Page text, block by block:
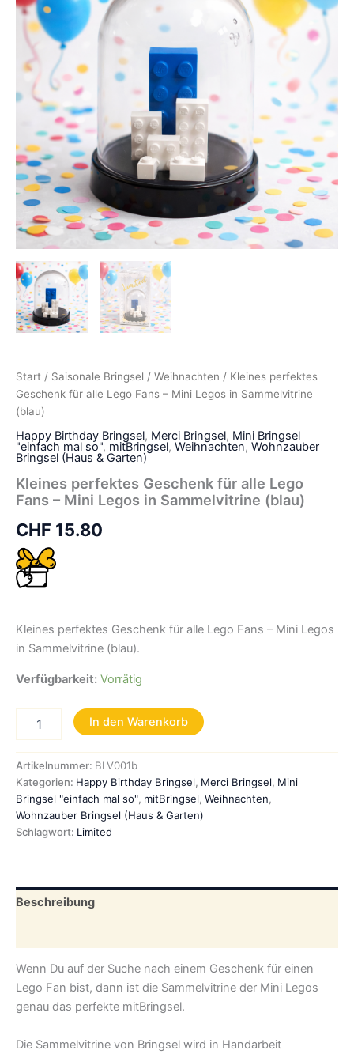
Start / Saisonale Bringsel / Weihnachten / Kleines perfektes
Geschenk für alle Lego Fans – Mini Legos in Sammelvitrine
(blau)
Happy Birthday Bringsel, Merci Bringsel, Mini Bringsel
"einfach mal so", mitBringsel, Weihnachten, Wohnzauber
Bringsel (Haus & Garten)
Kleines perfektes Geschenk für alle Lego
Fans – Mini Legos in Sammelvitrine (blau)
CHF 15.80
Kleines perfektes Geschenk für alle Lego Fans – Mini Legos
in Sammelvitrine (blau).
Verfügbarkeit: Vorrätig
perfektes
für
alle
Lego
Fans
-
Sammelvitrine
(blau)
In den Warenkorb
Artikelnummer: BLV001b
Kategorien: Happy Birthday Bringsel, Merci Bringsel, Mini
Bringsel "einfach mal so", mitBringsel, Weihnachten,
Wohnzauber Bringsel (Haus & Garten)
Schlagwort: Limited
Beschreibung
Wenn Du auf der Suche nach einem Geschenk für einen
Lego Fan bist, dann ist die Sammelvitrine der Mini Legos
genau das perfekte mitBringsel.
Die Sammelvitrine von Bringsel wird in Handarbeit